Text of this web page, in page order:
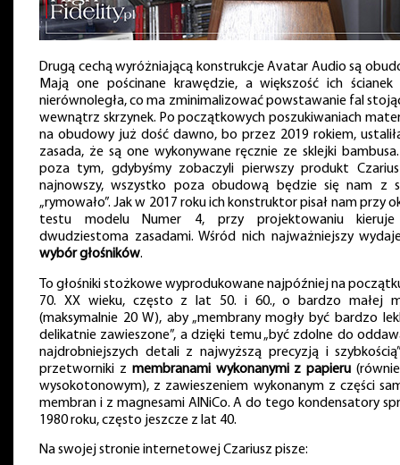
Drugą cechą wyróżniającą konstrukcje Avatar Audio są
Mają one pościnane krawędzie, a większość ich ścianek
nierównoległa, co ma zminimalizować powstawanie fal
wewnątrz skrzynek. Po początkowych poszukiwaniach
na obudowy już dość dawno, bo przez 2019 rokiem,
zasada, że są one wykonywane ręcznie ze sklejki
poza tym, gdybyśmy zobaczyli pierwszy produkt
najnowszy, wszystko poza obudową będzie się nam z
„rymowało”. Jak w 2017 roku ich konstruktor pisał nam przy
testu modelu Numer 4, przy projektowaniu
dwudziestoma zasadami. Wśród nich najważniejszy
wybór głośników.
To głośniki stożkowe wyprodukowane najpóźniej na
70. XX wieku, często z lat 50. i 60., o bardzo małej
(maksymalnie 20 W), aby „membrany mogły być bardzo
delikatnie zawieszone”, a dzięki temu „być zdolne do
najdrobniejszych detali z najwyższą precyzją i
przetworniki z membranami wykonanymi z papieru
wysokotonowym), z zawieszeniem wykonanym z części
membran i z magnesami AlNiCo. A do tego kondensatory
1980 roku, często jeszcze z lat 40.
Na swojej stronie internetowej Czariusz pisze: